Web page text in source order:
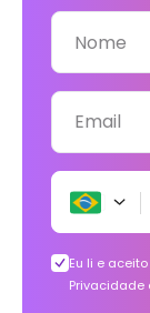
Nome
Email
Eu li e
Privacidade